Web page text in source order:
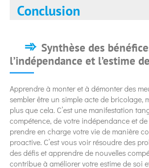
Conclusion
Synthèse des
l’indépendance et l’estime
Apprendre à monter et à démonter des
sembler être un simple acte de bricolage,
plus que cela. C’est une manifestation
compétence, de votre indépendance et
prendre en charge votre vie de manière
proactive. C’est vous voir résoudre des
des défis et apprendre de nouvelles
contribue à améliorer votre estime de soi